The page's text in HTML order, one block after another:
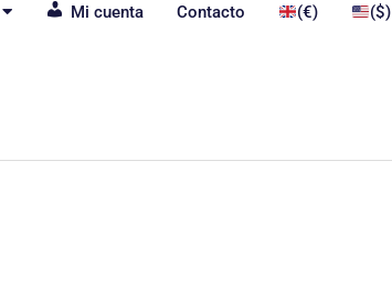
Mi cuenta Contacto (€) ($)